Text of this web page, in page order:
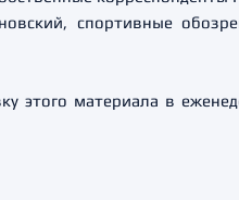
спортивные
этого материала в